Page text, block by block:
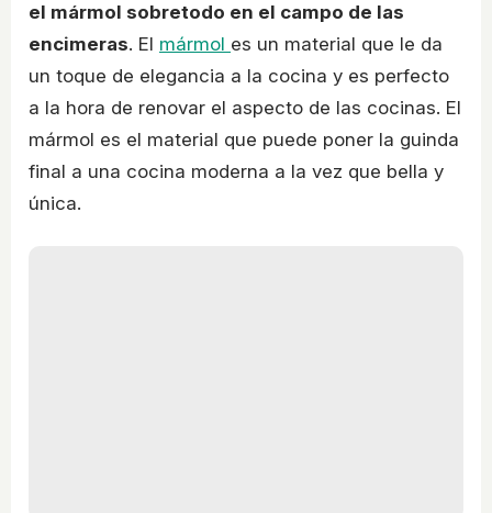
el mármol sobretodo en el campo de las
encimeras. El mármol es un material que le da
un toque de elegancia a la cocina y es perfecto
a la hora de renovar el aspecto de las cocinas. El
mármol es el material que puede poner la guinda
final a una cocina moderna a la vez que bella y
única.